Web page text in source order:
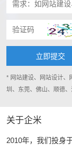
* 网站建设、网站设计、
圳、东莞、佛山、顺德
关于企米
2010年，我们投身